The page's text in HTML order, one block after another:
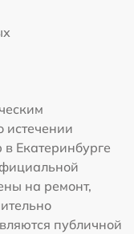
истечении
Екатеринбурге
на ремонт,
публичной